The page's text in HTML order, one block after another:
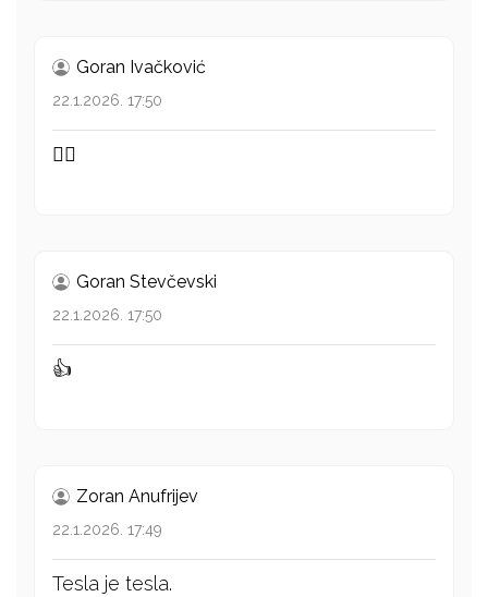
Goran Ivačković
22.1.2026. 17:50
👍🏻
Goran Stevčevski
22.1.2026. 17:50
👍
Zoran Anufrijev
22.1.2026. 17:49
Tesla je tesla.